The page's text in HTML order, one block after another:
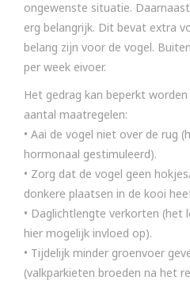
ongewenste situatie.
erg belangrijk. Dit bevat extra
belang zijn voor de vogel.
per week eivoer.
Het gedrag kan beperkt
aantal maatregelen:
• Aai de vogel niet over de rug
hormonaal gestimuleerd).
• Zorg dat de vogel geen
donkere plaatsen in de kooi
• Daglichtlengte verkorten (het
hier mogelijk invloed op).
• Tijdelijk minder groenvoer
(valkparkieten broeden na het